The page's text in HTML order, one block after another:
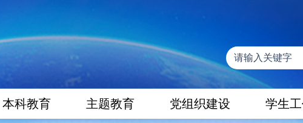
本科教育 主题教育 党组织建设 学生